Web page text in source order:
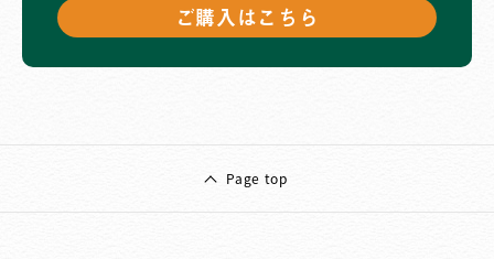
ご購入はこちら
Page top